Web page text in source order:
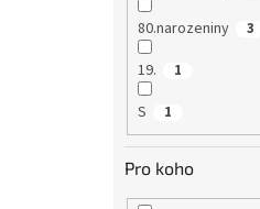
80.narozeniny 3
19. 1
S 1
Pro koho